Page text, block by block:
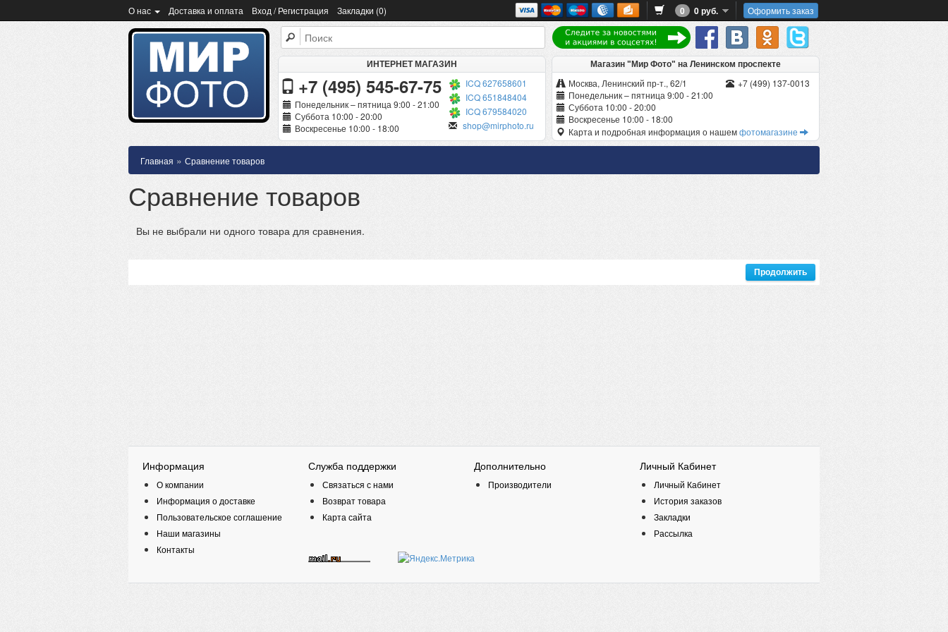
О нас Доставка и оплата Вход / Регистрация Закладки (0) Оформить заказ
0 0 руб.
Магазин "Мир Фото" на Ленинском проспекте
Москва, Ленинский пр-т., 62/1
Понедельник – пятница 9:00 - 21:00
Суббота 10:00 - 20:00
Воскресенье 10:00 - 18:00
+7 (499) 137-0013
Карта и подробная информация о нашемфотомагазине
ИНТЕРНЕТ МАГАЗИН
+7 (495) 545-67-75
Понедельник – пятница 9:00 - 21:00
Суббота 10:00 - 20:00
Воскресенье 10:00 - 18:00
ICQ 627658601
ICQ 651848404
ICQ 679584020
shop@mirphoto.ru
Главная » Сравнение товаров
Сравнение товаров
Вы не выбрали ни одного товара для сравнения.
Продолжить
Информация
О компании
Информация о доставке
Пользовательское соглашение
Наши магазины
Контакты
Служба поддержки
Связаться с нами
Возврат товара
Карта сайта
Дополнительно
Производители
Личный Кабинет
Личный Кабинет
История заказов
Закладки
Рассылка